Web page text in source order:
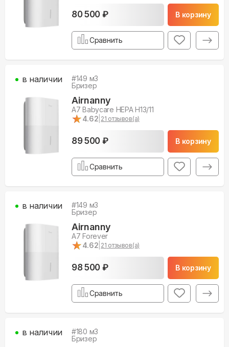
80 500 ₽ В корзину
Сравнить
#149 м3
Бризер
Airnanny
A7 Babycare HEPA H13/11
★
★4.62 21 отзывов(а)
89 500 ₽ В корзину
в наличии
Сравнить
#149 м3
Бризер
Airnanny
A7 Forever
★
★4.62 21 отзывов(а)
98 500 ₽ В корзину
в наличии
Сравнить
#180 м3
Бризер
в наличии